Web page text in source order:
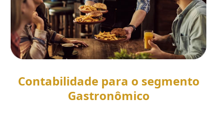
Contabilidade para o segmento
Gastronômico